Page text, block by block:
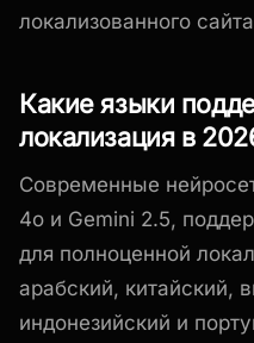
локализованного
Какие языки
локализация в
Современные
4o и Gemini 2.5,
для полноценной
арабский, китайский,
индонезийский и